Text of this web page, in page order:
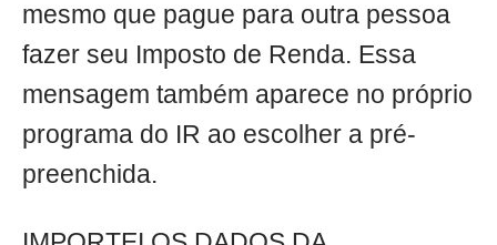
mesmo que pague para outra pessoa
fazer seu Imposto de Renda. Essa
mensagem também aparece no próprio
programa do IR ao escolher a pré-
preenchida.